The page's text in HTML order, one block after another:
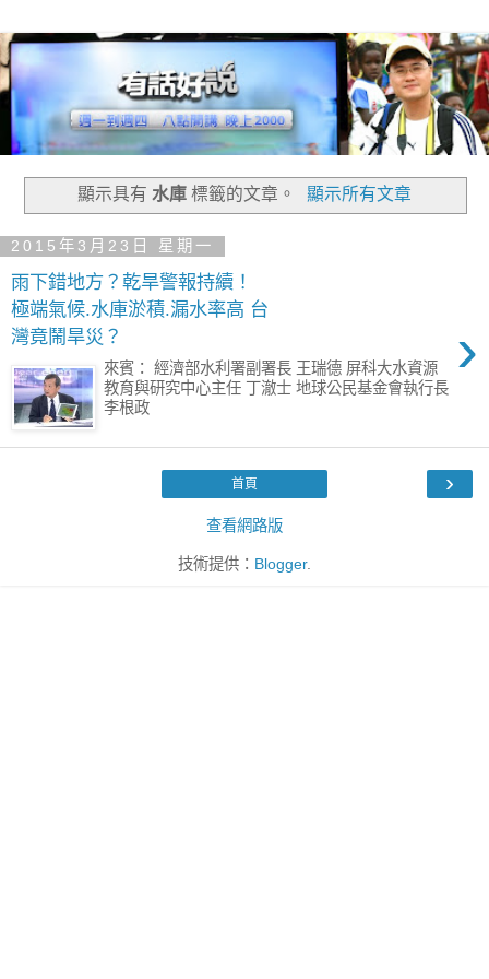
顯示具有 水庫標籤的文章。 顯示所有文章
2015年3月23日 星期一
雨下錯地方？乾旱警報持續！
極端氣候.水庫淤積.漏水率高 台
灣竟鬧旱災？
›
來賓： 經濟部水利署副署長 王瑞德 屏科大水資源
教育與研究中心主任 丁澈士 地球公民基金會執行長
李根政
›
首頁
查看網路版
技術提供： Blogger.